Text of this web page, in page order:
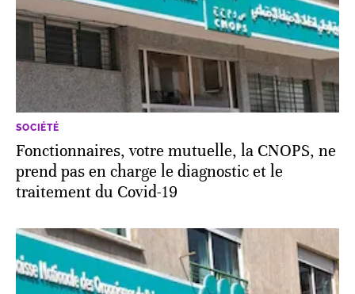
SOCIÉTÉ
Fonctionnaires, votre mutuelle, la CNOPS, ne
prend pas en charge le diagnostic et le
traitement du Covid-19